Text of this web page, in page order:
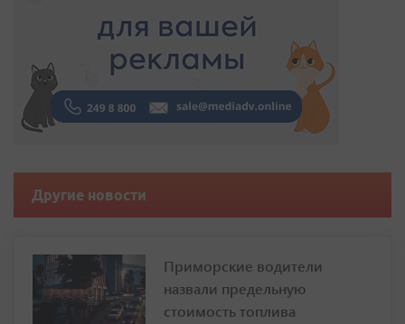
Другие новости
Приморские водители
назвали предельную
стоимость топлива